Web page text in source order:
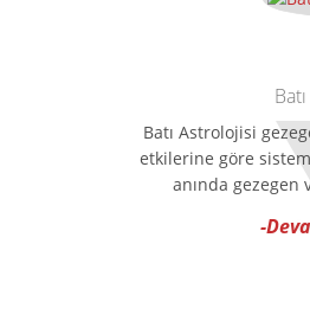
Batı Astrolojisi
etkilerine göre
anında gezegen
-